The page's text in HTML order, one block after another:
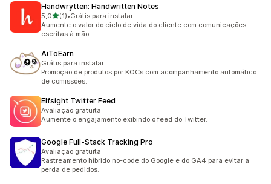
Handwrytten: Handwritten Notes
5,0de 5 estrelas
(1)
1 avaliações ao todo
•Grátis para instalar
Aumente o valor do ciclo de vida do cliente com comunicações
escritas à mão.
AiToEarn
Grátis para instalar
Promoção de produtos por KOCs com acompanhamento automático
de comissões.
Elfsight Twitter Feed
Avaliação gratuita
Aumente o engajamento exibindo o feed do Twitter.
Google Full‑Stack Tracking Pro
Avaliação gratuita
Rastreamento híbrido no-code do Google e do GA4 para evitar a
perda de pedidos.